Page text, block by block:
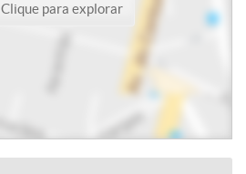
Clique para explorar